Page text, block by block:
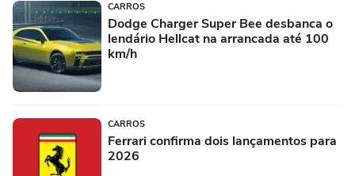
CARROS
Dodge Charger Super Bee desbanca o
lendário Hellcat na arrancada até 100
km/h
CARROS
Ferrari confirma dois lançamentos para
2026